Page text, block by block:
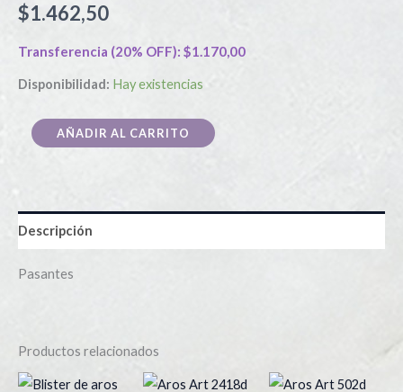
$1.462,50
Transferencia (20% OFF): $1.170,00
Disponibilidad: Hay existencias
AÑADIR AL CARRITO
Descripción
Pasantes
Productos relacionados